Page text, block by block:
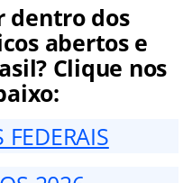
dentro dos
abertos e
Clique nos
FEDERAIS